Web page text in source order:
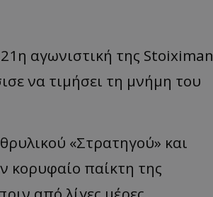
αγωνιστική της Stoiximan
να τιμήσει τη μνήμη του
«Στρατηγού» και
κορυφαίο παίκτη της